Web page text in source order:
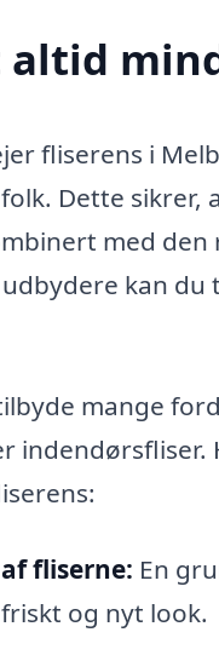
fliserens i
Dette sikrer,
med
kan
mange
fliserne: En
og nyt look.